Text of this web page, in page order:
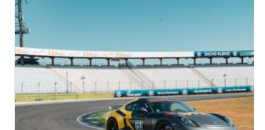
auf
der
Produktseite
gewählt
werden